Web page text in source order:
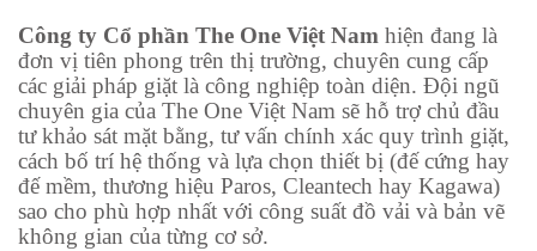
Công ty Cổ phần The One Việt Nam hiện đang là
đơn vị tiên phong trên thị trường, chuyên cung cấp
các giải pháp giặt là công nghiệp toàn diện. Đội ngũ
chuyên gia của The One Việt Nam sẽ hỗ trợ chủ đầu
tư khảo sát mặt bằng, tư vấn chính xác quy trình giặt,
cách bố trí hệ thống và lựa chọn thiết bị (đế cứng hay
đế mềm, thương hiệu Paros, Cleantech hay Kagawa)
sao cho phù hợp nhất với công suất đồ vải và bản vẽ
không gian của từng cơ sở.